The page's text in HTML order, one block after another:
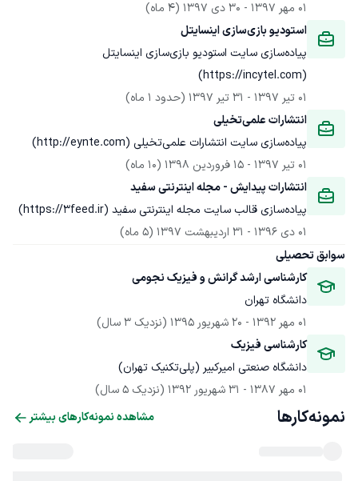
01 مهر 1397
- 30 دی 1397
(4 ماه)
استودیو بازی‌سازی اینسایتل
پیاده‌سازی سایت استودیو بازی‌سازی اینسایتل
(https://incytel.com)
01 تیر 1397
- 31 تیر 1397
(حدود 1 ماه)
انتشارات علمی‌تخیلی
پیاده‌سازی سایت انتشارات علمی‌تخیلی (http://eynte.com)
01 تیر 1397
- 15 فروردین 1398
(10 ماه)
انتشارات پیدایش - مجله اینترنتی سفید
پیاده‌سازی قالب سایت مجله اینترنتی سفید (https://3feed.ir)
01 دی 1396
- 31 اردیبهشت 1397
(5 ماه)
سوابق تحصیلی
کارشناسی ارشد گرانش و فیزیک نجومی
دانشگاه تهران
01 مهر 1392
- 20 شهریور 1395
(نزدیک 3 سال)
کارشناسی فیزیک
دانشگاه صنعتی امیرکبیر (پلی‌تکنیک تهران)
01 مهر 1387
- 31 شهریور 1392 (نزدیک 5 سال)
نمونه‌کارها مشاهده نمونه‌کارهای بیشتر